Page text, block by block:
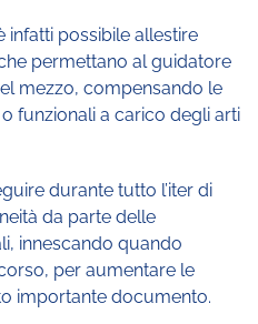
infatti possibile allestire
permettano al guidatore
mezzo, compensando le
funzionali a carico degli arti
durante tutto l’iter di
da parte delle
innescando quando
per aumentare le
importante documento.